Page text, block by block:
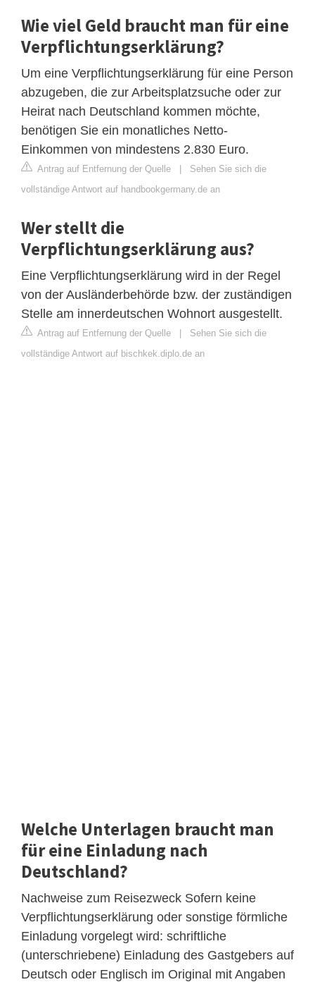
Wie viel Geld braucht man für eine
Verpflichtungserklärung?
Um eine Verpflichtungserklärung für eine Person
abzugeben, die zur Arbeitsplatzsuche oder zur
Heirat nach Deutschland kommen möchte,
benötigen Sie ein monatliches Netto-
Einkommen von mindestens 2.830 Euro.
Antrag auf Entfernung der Quelle | Sehen Sie sich die
vollständige Antwort auf handbookgermany.de an
Wer stellt die
Verpflichtungserklärung aus?
Eine Verpflichtungserklärung wird in der Regel
von der Ausländerbehörde bzw. der zuständigen
Stelle am innerdeutschen Wohnort ausgestellt.
Antrag auf Entfernung der Quelle | Sehen Sie sich die
vollständige Antwort auf bischkek.diplo.de an
Welche Unterlagen braucht man
für eine Einladung nach
Deutschland?
Nachweise zum Reisezweck Sofern keine
Verpflichtungserklärung oder sonstige förmliche
Einladung vorgelegt wird: schriftliche
(unterschriebene) Einladung des Gastgebers auf
Deutsch oder Englisch im Original mit Angaben